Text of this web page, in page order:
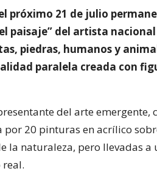
próximo 21 de julio
paisaje” del artista
piedras, humanos y
paralela creada con
del arte emergente,
20 pinturas en acrílico
la naturaleza, pero llevadas a